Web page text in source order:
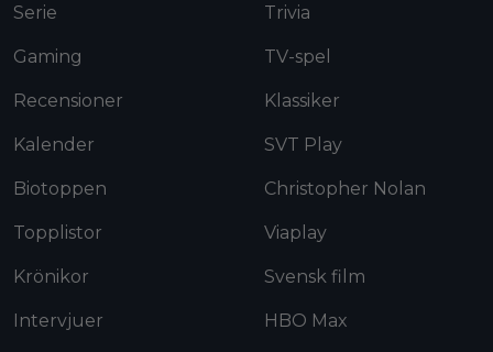
Serie
Gaming
Recensioner
Kalender
Biotoppen
Topplistor
Krönikor
Intervjuer
Trivia
TV-spel
Klassiker
SVT Play
Christopher Nolan
Viaplay
Svensk film
HBO Max